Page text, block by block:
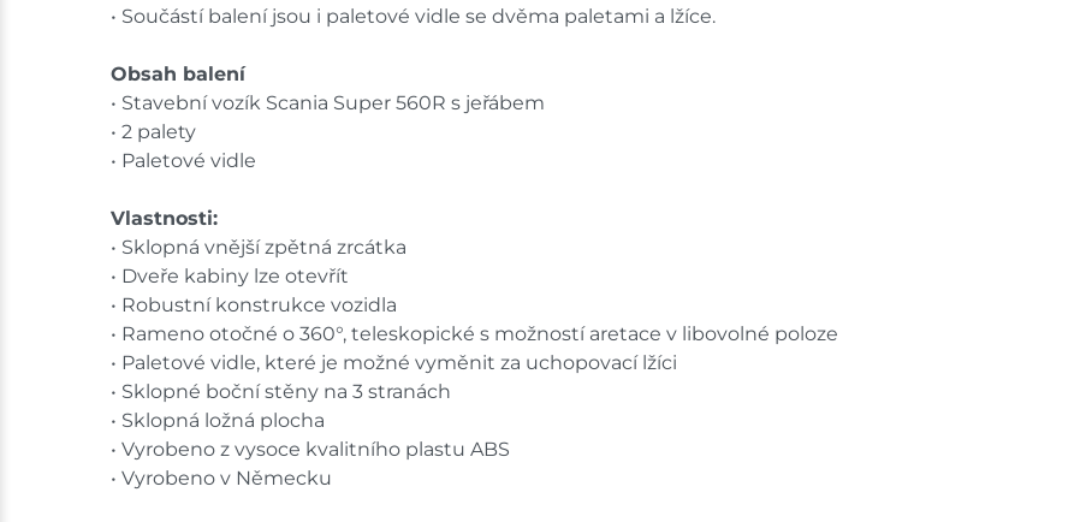
• Součástí balení jsou i paletové vidle se dvěma paletami a lžíce.
Obsah balení
• Stavební vozík Scania Super 560R s jeřábem
• 2 palety
• Paletové vidle
Vlastnosti:
• Sklopná vnější zpětná zrcátka
• Dveře kabiny lze otevřít
• Robustní konstrukce vozidla
• Rameno otočné o 360°, teleskopické s možností aretace v libovolné poloze
• Paletové vidle, které je možné vyměnit za uchopovací lžíci
• Sklopné boční stěny na 3 stranách
• Sklopná ložná plocha
• Vyrobeno z vysoce kvalitního plastu ABS
• Vyrobeno v Německu